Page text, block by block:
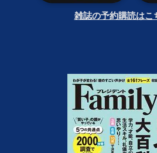
雑誌の予約購読はこ